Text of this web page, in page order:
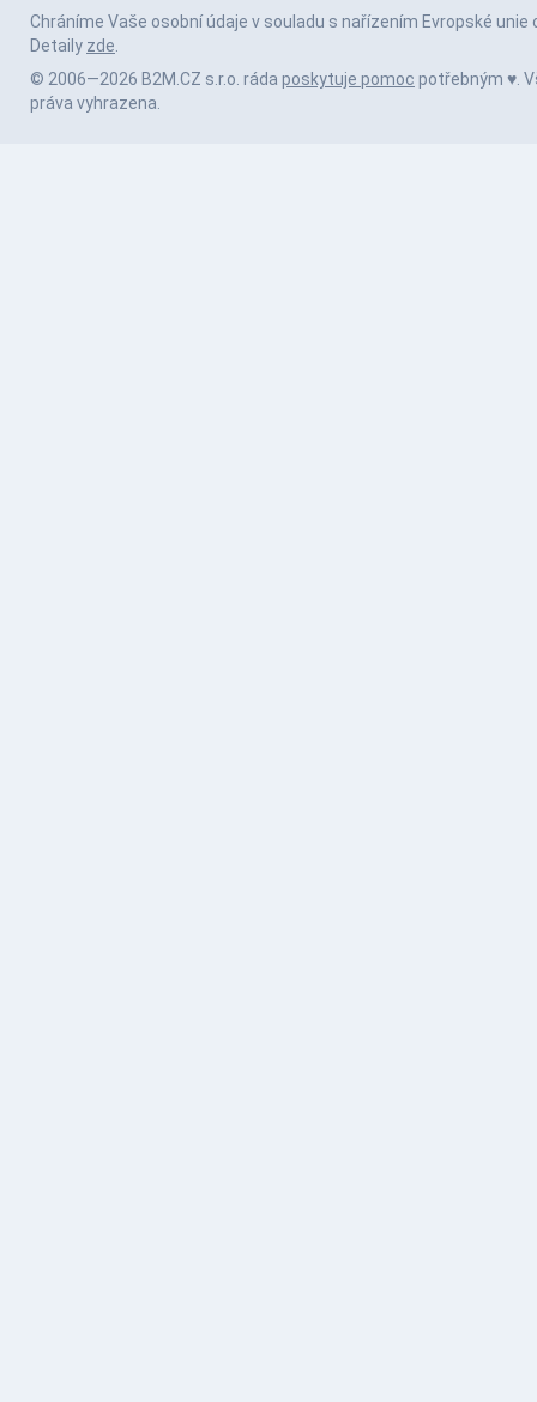
Chráníme Vaše osobní údaje v souladu s nařízením Evropské unie
Detaily zde.
© 2006—2026 B2M.CZ s.r.o. ráda poskytuje pomoc potřebným ♥️.
práva vyhrazena.